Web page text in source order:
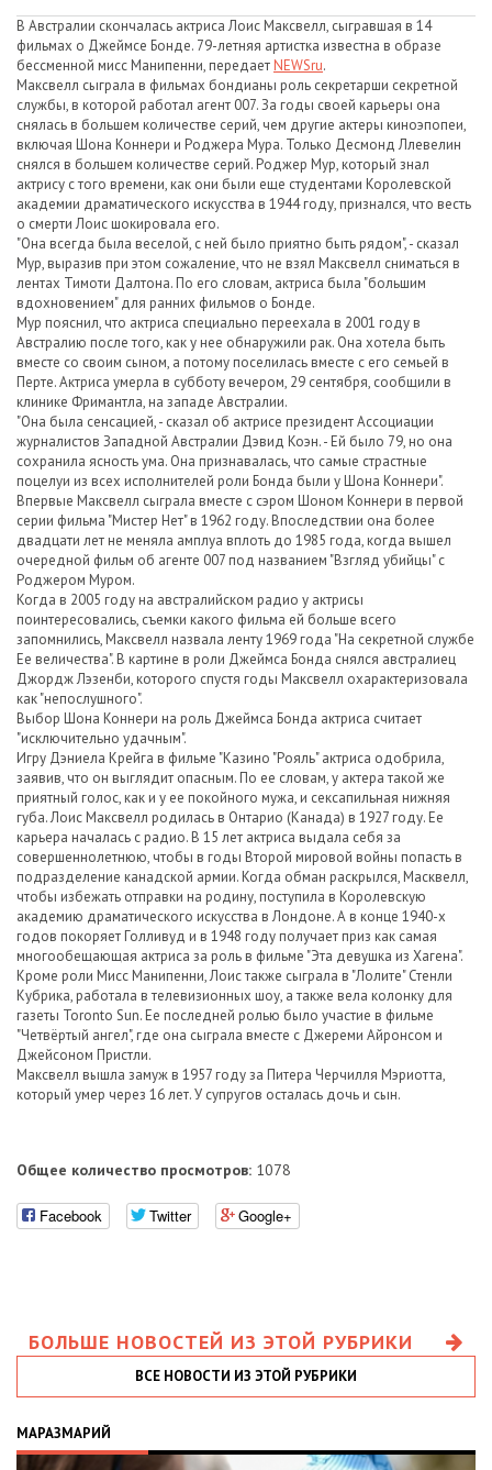
В Австралии скончалась актриса Лоис Максвелл, сыгравшая в 14
фильмах о Джеймсе Бонде. 79-летняя артистка известна в образе
бессменной мисс Манипенни, передаетNEWSru.
Максвелл сыграла в фильмах бондианы роль секретарши секретной
службы, в которой работал агент 007. За годы своей карьеры она
снялась в большем количестве серий, чем другие актеры киноэпопеи,
включая Шона Коннери и Роджера Мура. Только Десмонд Ллевелин
снялся в большем количестве серий. Роджер Мур, который знал
актрису с того времени, как они были еще студентами Королевской
академии драматического искусства в 1944 году, признался, что весть
о смерти Лоис шокировала его.
"Она всегда была веселой, с ней было приятно быть рядом", - сказал
Мур, выразив при этом сожаление, что не взял Максвелл сниматься в
лентах Тимоти Далтона. По его словам, актриса была "большим
вдохновением" для ранних фильмов о Бонде.
Мур пояснил, что актриса специально переехала в 2001 году в
Австралию после того, как у нее обнаружили рак. Она хотела быть
вместе со своим сыном, а потому поселилась вместе с его семьей в
Перте. Актриса умерла в субботу вечером, 29 сентября, сообщили в
клинике Фримантла, на западе Австралии.
"Она была сенсацией, - сказал об актрисе президент Ассоциации
журналистов Западной Австралии Дэвид Коэн. - Ей было 79, но она
сохранила ясность ума. Она признавалась, что самые страстные
поцелуи из всех исполнителей роли Бонда были у Шона Коннери".
Впервые Максвелл сыграла вместе с сэром Шоном Коннери в первой
серии фильма "Мистер Нет" в 1962 году. Впоследствии она более
двадцати лет не меняла амплуа вплоть до 1985 года, когда вышел
очередной фильм об агенте 007 под названием "Взгляд убийцы" с
Роджером Муром.
Когда в 2005 году на австралийском радио у актрисы
поинтересовались, съемки какого фильма ей больше всего
запомнились, Максвелл назвала ленту 1969 года "На секретной службе
Ее величества". В картине в роли Джеймса Бонда снялся австралиец
Джордж Лэзенби, которого спустя годы Максвелл охарактеризовала
как "непослушного".
Выбор Шона Коннери на роль Джеймса Бонда актриса считает
"исключительно удачным".
Игру Дэниела Крейга в фильме "Казино "Рояль" актриса одобрила,
заявив, что он выглядит опасным. По ее словам, у актера такой же
приятный голос, как и у ее покойного мужа, и сексапильная нижняя
губа. Лоис Максвелл родилась в Онтарио (Канада) в 1927 году. Ее
карьера началась с радио. В 15 лет актриса выдала себя за
совершеннолетнюю, чтобы в годы Второй мировой войны попасть в
подразделение канадской армии. Когда обман раскрылся, Масквелл,
чтобы избежать отправки на родину, поступила в Королевскую
академию драматического искусства в Лондоне. А в конце 1940-х
годов покоряет Голливуд и в 1948 году получает приз как самая
многообещающая актриса за роль в фильме "Эта девушка из Хагена".
Кроме роли Мисс Манипенни, Лоис также сыграла в "Лолите" Стенли
Кубрика, работала в телевизионных шоу, а также вела колонку для
газеты Toronto Sun. Ее последней ролью было участие в фильме
"Четвёртый ангел", где она сыграла вместе с Джереми Айронсом и
Джейсоном Пристли.
Максвелл вышла замуж в 1957 году за Питера Черчилля Мэриотта,
который умер через 16 лет. У супругов осталась дочь и сын.
Общее количество просмотров: 1078
Facebook Twitter Google+
БОЛЬШЕ НОВОСТЕЙ ИЗ ЭТОЙ РУБРИКИ
ВСЕ НОВОСТИ ИЗ ЭТОЙ РУБРИКИ
МАРАЗМАРИЙ